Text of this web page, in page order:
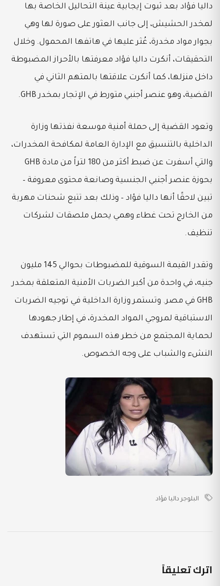
داليا فؤاد بعد ثبوت إيجابية عينة التحاليل الخاصة بها
لمخدر الحشيش، إلى جانب العثور على صورة لها وهي
بجوار مواد مخدرة، عُثر عليها في هاتفها المحمول. وخلال
التحقيقات، أنكرت داليا فؤاد معرفتها بالأحراز المضبوطة
داخل منزلها، كما أنكرت علاقتها بالمتهم الثاني في
القضية، وهو عنصر أجنبي متورط في الإتجار بمخدر GHB.
وتعود القضية إلى حملة أمنية موسعة نفذتها وزارة
الداخلية بالتنسيق مع الإدارة العامة لمكافحة المخدرات،
والتي أسفرت عن ضبط أكثر من 180 لتراً من مادة GHB
بحوزة عنصر أجنبي الجنسية وصانعة محتوى معروفة –
تبين لاحقًا أنها داليا فؤاد – وذلك بعد تتبع شحنات مهربة
من الخارج تحت غطاء وهمي يحمل ملصقات لشركات
تنظيف.
وتقدر القيمة السوقية للمضبوطات بحوالي 145 مليون
جنيه، في واحدة من أكبر الضربات الأمنية المتعلقة بمخدر
GHB في مصر. وتستمر وزارة الداخلية في توجيه الضربات
الاستباقية لمروجي المواد المخدرة، في إطار جهودها
لحماية المجتمع من خطر هذه السموم التي تستهدف
النشء والشباب على وجه الخصوص.
البلوجر داليا فؤاد
اترك تعليقاً